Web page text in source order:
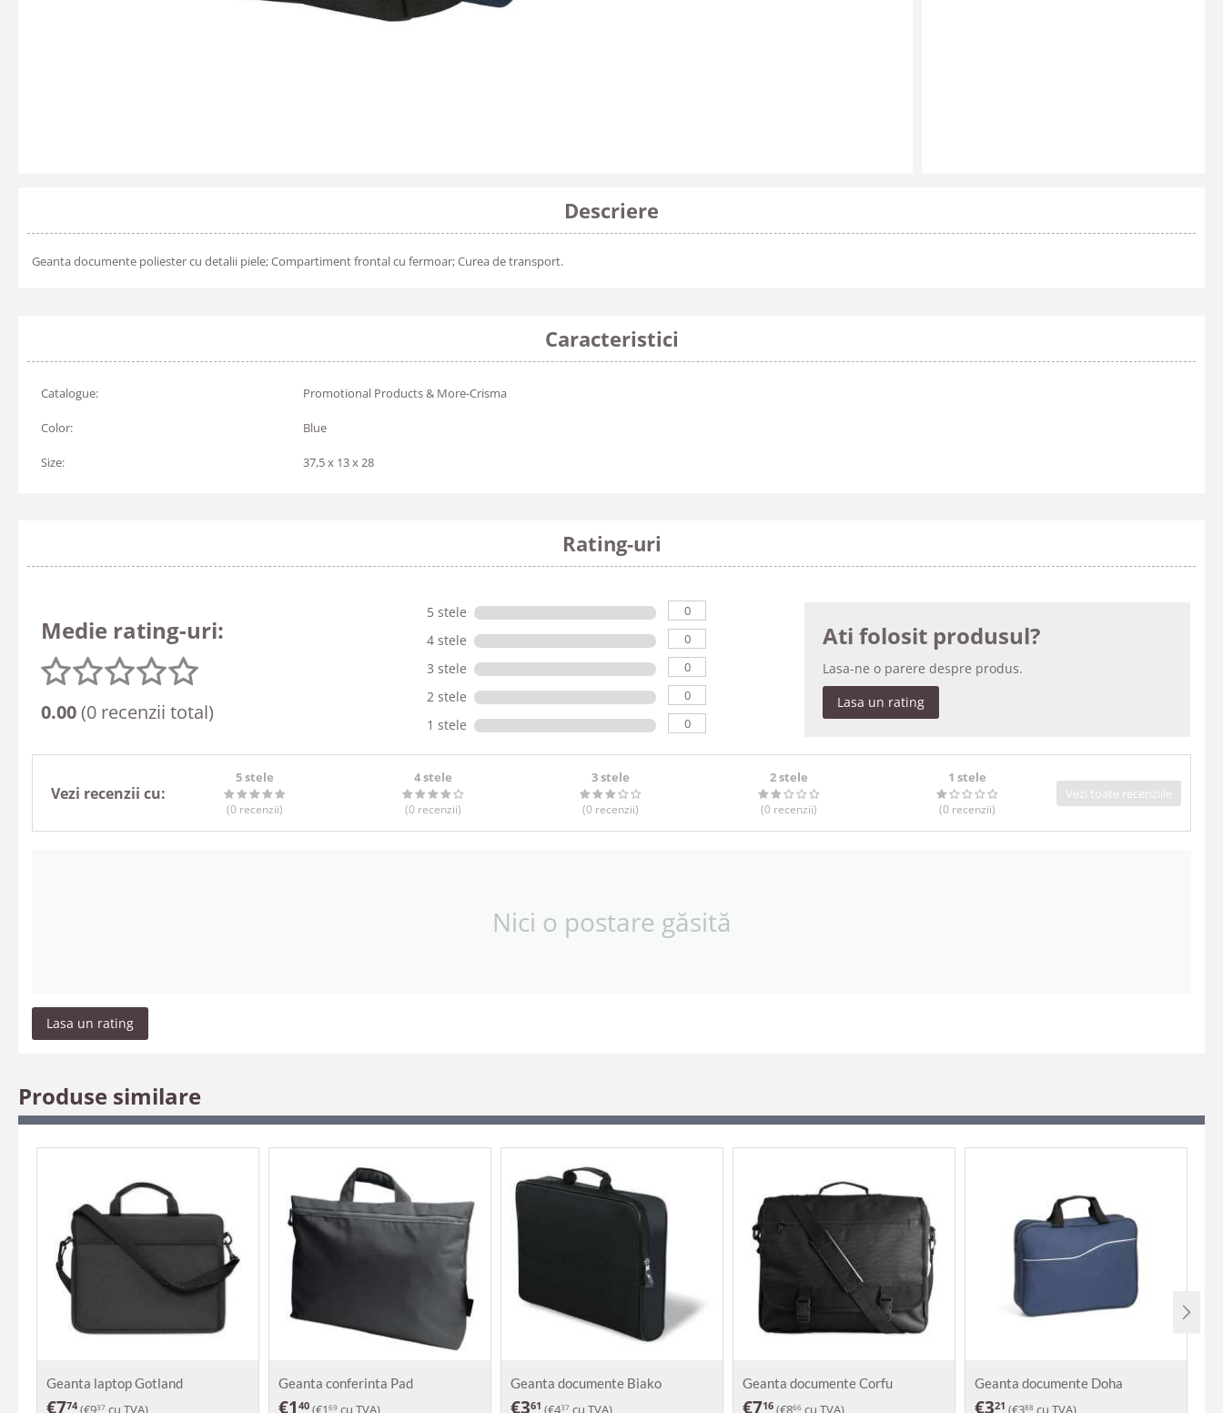
Descriere
Geanta documente poliester cu detalii piele; Compartiment frontal cu fermoar; Curea de transport.
Caracteristici
Catalogue: Promotional Products & More-Crisma
Color: Blue
Size: 37,5 x 13 x 28
Rating-uri
Medie rating-uri:
0.00(0 recenzii total)
5 stele 0
4 stele 0
3 stele 0
2 stele 0
1 stele 0
Ati folosit produsul?
Lasa-ne o parere despre produs.
Lasa un rating
Vezi recenzii cu:
5 stele
(0 recenzii)
4 stele
(0 recenzii)
3 stele
(0 recenzii)
2 stele
(0 recenzii)
1 stele
(0 recenzii)
Vezi toate recenziile
Nici o postare găsită
Lasa un rating
Produse similare
Geanta laptop Gotland
€774 (€937 cu TVA)
Geanta conferinta Pad
€1 40 (€1 69 cu TVA)
Geanta documente Biako
€361 (€437 cu TVA)
Geanta documente Corfu
€716 (€866 cu TVA)
Geanta documente Doha
€321 (€388 cu TVA)